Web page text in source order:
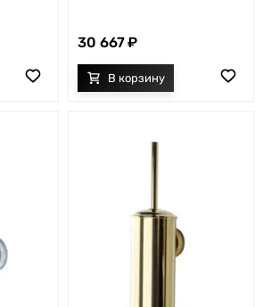
30 667